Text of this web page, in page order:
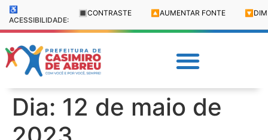
♿
ACESSIBILIDADE:
🔳 CONTRASTE 🔼 AUMENTAR FONTE 🔽
Dia: 12 de maio de